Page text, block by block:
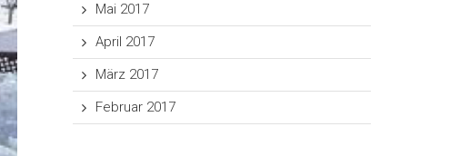
Mai 2017
April 2017
März 2017
Februar 2017